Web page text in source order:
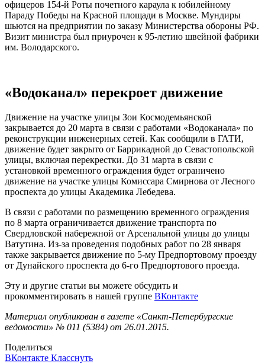
офицеров 154-й Роты почетного караула к юбилейному
Параду Победы на Красной площади в Москве. Мундиры
шьются на предприятии по заказу Министерства обороны РФ.
Визит министра был приурочен к 95-летию швейной фабрики
им. Володарского.
«Водоканал» перекроет движение
Движение на участке улицы Зои Космодемьянской
закрывается до 20 марта в связи с работами «Водоканала» по
реконструкции инженерных сетей. Как сообщили в ГАТИ,
движение будет закрыто от Баррикадной до Севастопольской
улицы, включая перекрестки. До 31 марта в связи с
установкой временного ограждения будет ограничено
движение на участке улицы Комиссара Смирнова от Лесного
проспекта до улицы Академика Лебедева.
В связи с работами по размещению временного ограждения
по 8 марта ограничивается движение транспорта по
Свердловской набережной от Арсенальной улицы до улицы
Ватутина. Из-за проведения подобных работ по 28 января
также закрывается движение по 5-му Предпортовому проезду
от Дунайского проспекта до 6-го Предпортового проезда.
Эту и другие статьи вы можете обсудить и
прокомментировать в нашей группе ВКонтакте
Материал опубликован в газете «Санкт-Петербургские
ведомости» № 011 (5384) от 26.01.2015.
Поделиться
ВКонтакте Класснуть